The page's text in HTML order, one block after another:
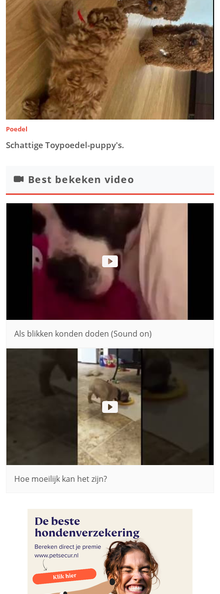
Poedel
Schattige Toypoedel-puppy's.
Best bekeken video
Als blikken konden doden (Sound on)
Hoe moeilijk kan het zijn?